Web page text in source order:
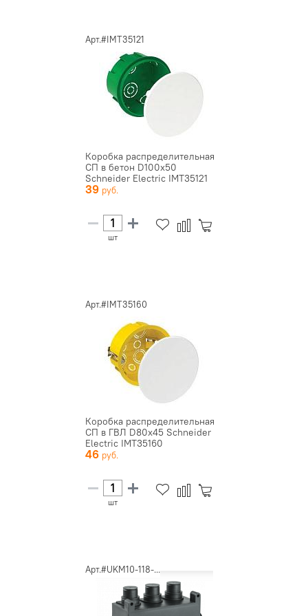
Арт.#IMT35121
Коробка распределительная
СП в бетон D100х50
Schneider Electric IMT35121
39
шт
Арт.#IMT35160
Коробка распределительная
СП в ГВЛ D80х45 Schneider
Electric IMT35160
46
шт
Арт.#UKM10-118-...